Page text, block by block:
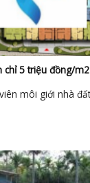
chỉ 5 triệu đồng/
môi giới nhà